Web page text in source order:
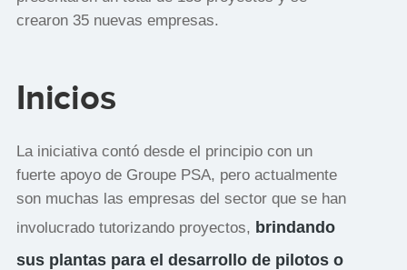
crearon 35 nuevas empresas.
Inicios
La iniciativa contó desde el principio con un
fuerte apoyo de Groupe PSA, pero actualmente
son muchas las empresas del sector que se han
involucrado tutorizando proyectos, brindando
sus plantas para el desarrollo de pilotos o